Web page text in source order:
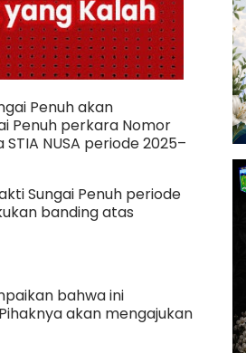
Penuh akan
Penuh perkara Nomor
NUSA periode 2025–
Sungai Penuh periode
banding atas
bahwa ini
akan mengajukan